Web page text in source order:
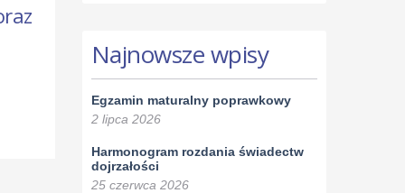
Najnowsze wpisy
Egzamin maturalny poprawkowy
2 lipca 2026
Harmonogram rozdania świadectw
dojrzałości
25 czerwca 2026